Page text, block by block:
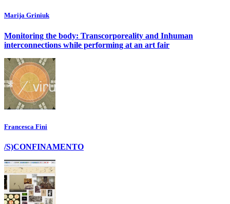
Marija Griniuk
Monitoring the body: Transcorporeality and Inhuman
interconnections while performing at an art fair
Francesca Fini
/S)CONFINAMENTO